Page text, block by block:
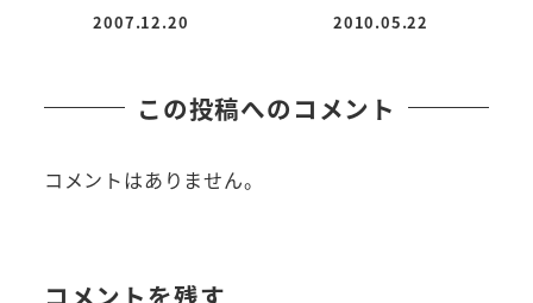
投稿日
2007.12.20
投稿日
2010.05.22
この投稿へのコメント
コメントはありません。
コメントを残す